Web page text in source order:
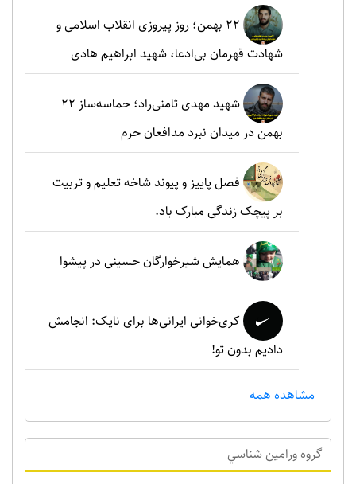
۲۲ بهمن؛ روز پیروزی انقلاب اسلامی و
شهادت قهرمان بی‌ادعا، شهید ابراهیم هادی
شهید مهدی ثامنی‌راد؛ حماسه‌ساز ۲۲
بهمن در میدان نبرد مدافعان حرم
فصل پاییز و پیوند شاخه تعلیم و تربیت
بر پیچک زندگی مبارک باد.
همایش شیرخوارگان حسینی در پیشوا
کری‌خوانی ایرانی‌ها برای نایک: انجامش
دادیم بدون تو!
مشاهده همه
گروه ورامين شناسي